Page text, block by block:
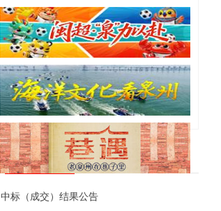
便民资讯
中标（成交）结果公告